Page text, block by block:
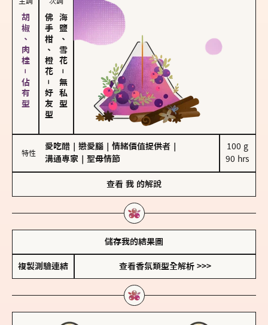
胡椒、肉桂－佔有型 佛手柑、橙花
－
好友型
海鹽、雪花
－
無私型
特性
愛吃醋 戀愛腦 情緒價值提供者
溝通專家
聖母情節
100 g
90 hrs
查看 我 的解說
儲存我的結果圖
複製測驗連結 查看香氛類型全解析 >>>